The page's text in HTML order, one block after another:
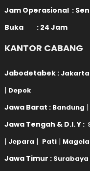
Jam Operasional :
Buka : 24 Jam
KANTOR CABANG
Jabodetabek : Jakarta
| Depok
Jawa Barat : Bandung |
Jawa Tengah & D.I. Y :
| Jepara | Pati |
Jawa Timur : Surabaya